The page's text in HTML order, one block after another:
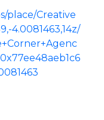
place/Creative
4.0081463,14z/